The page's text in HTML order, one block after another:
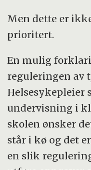
Men dette er
prioritert.
En mulig
reguleringen av
Helsesykepleier
undervisning i
skolen ønsker
står i kø og det
en slik